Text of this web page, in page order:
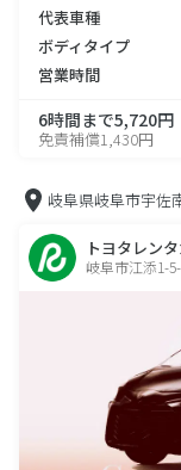
代表車種
ボディタイプ
営業時間
6時間まで5,720円
免責補償1,430円
岐阜県岐阜市宇佐
トヨタレン
岐阜市江添1-